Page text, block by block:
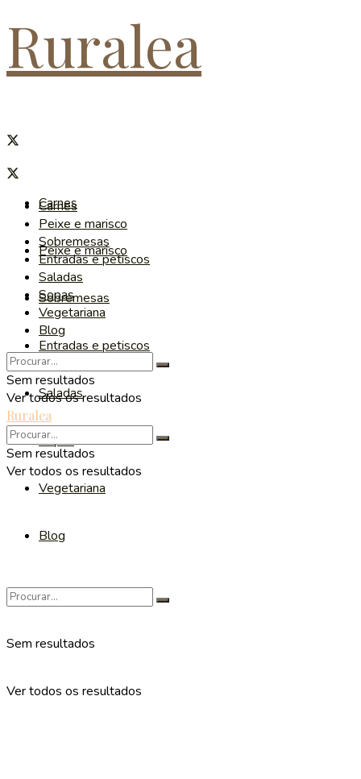
Ruralea
Carnes
Peixe e marisco
Sobremesas
Entradas e petiscos
Saladas
Sopas
Vegetariana
Blog
Sem resultados
Ver todos os resultados
Carnes
Peixe e marisco
Sobremesas
Entradas e petiscos
Saladas
Sopas
Vegetariana
Blog
Sem resultados
Ver todos os resultados
Ruralea
Sem resultados
Ver todos os resultados